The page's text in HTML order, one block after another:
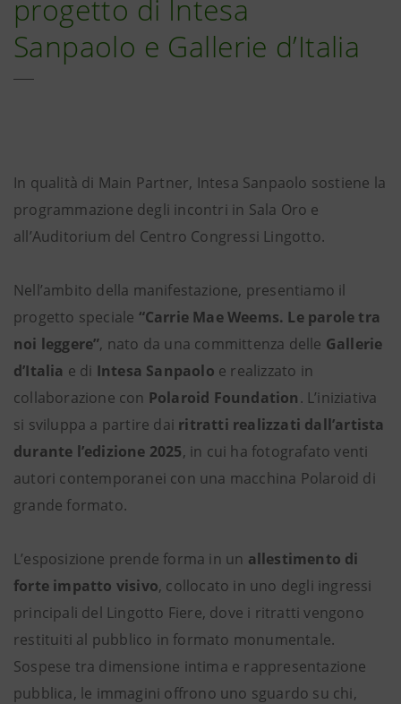
progetto di Intesa
Sanpaolo e Gallerie d’Italia
In qualità di Main Partner, Intesa Sanpaolo sostiene la
programmazione degli incontri in Sala Oro e
all’Auditorium del Centro Congressi Lingotto.
Nell’ambito della manifestazione, presentiamo il
progetto speciale “Carrie Mae Weems. Le parole tra
noi leggere”, nato da una committenza delle Gallerie
d’Italia e di Intesa Sanpaolo e realizzato in
collaborazione con Polaroid Foundation. L’iniziativa
si sviluppa a partire dai ritratti realizzati dall’artista
durante l’edizione 2025, in cui ha fotografato venti
autori contemporanei con una macchina Polaroid di
grande formato.
L’esposizione prende forma in un allestimento di
forte impatto visivo, collocato in uno degli ingressi
principali del Lingotto Fiere, dove i ritratti vengono
restituiti al pubblico in formato monumentale.
Sospese tra dimensione intima e rappresentazione
pubblica, le immagini offrono uno sguardo su chi,